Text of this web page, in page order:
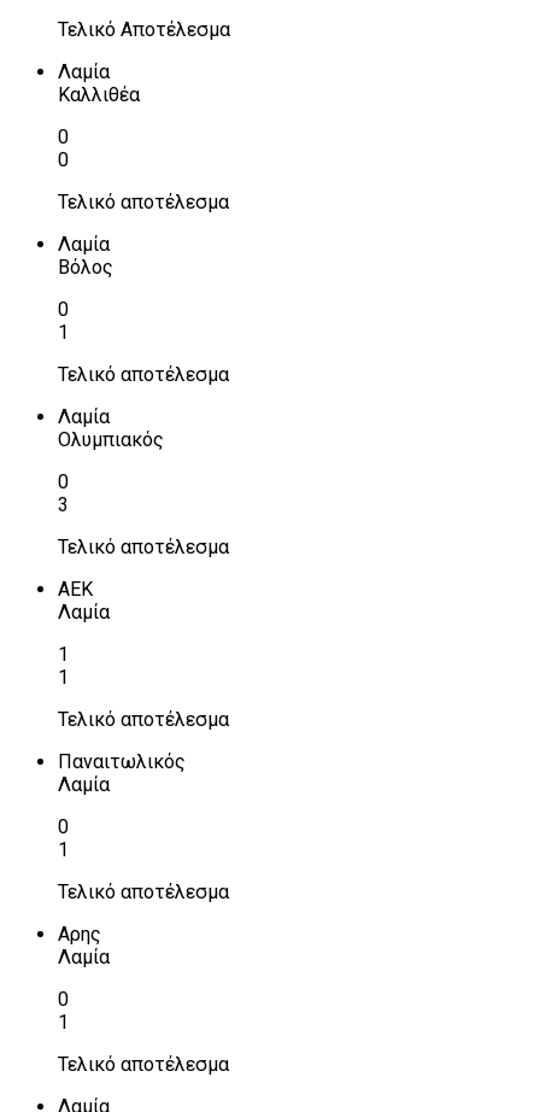
Τελικό Αποτέλεσμα
Λαμία
Καλλιθέα
0
0
Τελικό αποτέλεσμα
Λαμία
Βόλος
0
1
Τελικό αποτέλεσμα
Λαμία
Ολυμπιακός
0
3
Τελικό αποτέλεσμα
ΑΕΚ
Λαμία
1
1
Τελικό αποτέλεσμα
Παναιτωλικός
Λαμία
0
1
Τελικό αποτέλεσμα
Αρης
Λαμία
0
1
Τελικό αποτέλεσμα
Λαμία